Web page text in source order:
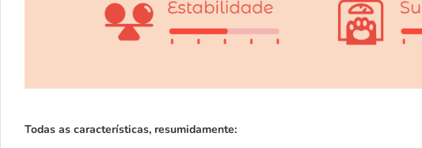
Todas as características, resumidamente: